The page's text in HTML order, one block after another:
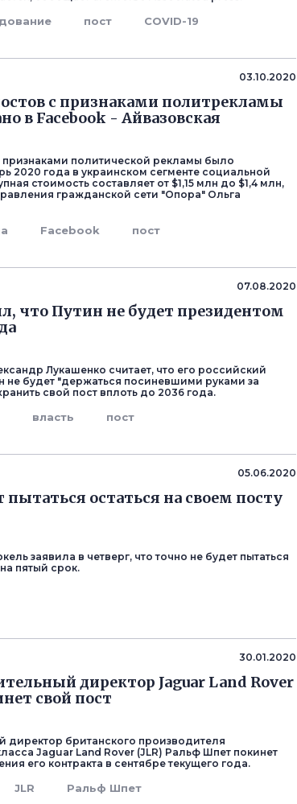
пост COVID-19
03.10.2020
с признаками политрекламы
в Facebook - Айвазовская
признаками политической рекламы было
2020 года в украинском сегменте социальной
стоимость составляет от $1,15 млн до $1,4 млн,
гражданской сети "Опора" Ольга
Facebook пост
07.08.2020
что Путин не будет президентом
Лукашенко считает, что его российский
не будет "держаться посиневшими руками за
свой пост вплоть до 2036 года.
власть пост
05.06.2020
пытаться остаться на своем посту
заявила в четверг, что точно не будет пытаться
пятый срок.
30.01.2020
директор Jaguar Land Rover
свой пост
директор британского производителя
Jaguar Land Rover (JLR) Ральф Шпет покинет
его контракта в сентябре текущего года.
JLR Ральф Шпет